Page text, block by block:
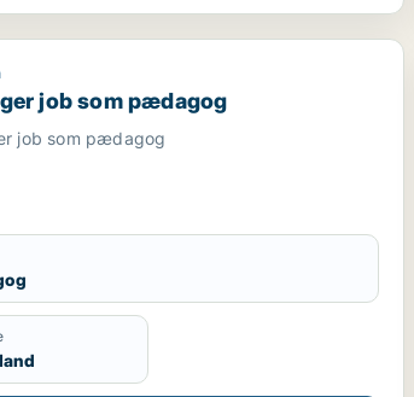
/ kundeservicemedarbejder
job som pædagog
job som pædagog
job som pædagog